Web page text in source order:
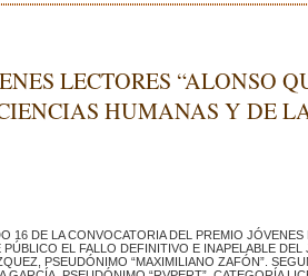
LECTORES “ALONSO
HUMANAS Y DE
16 DE LA CONVOCATORIA DEL PREMIO
PÚBLICO EL FALLO DEFINITIVO E INAPELABLE
PSEUDÓNIMO “MAXIMILIANO ZAFÓN”.